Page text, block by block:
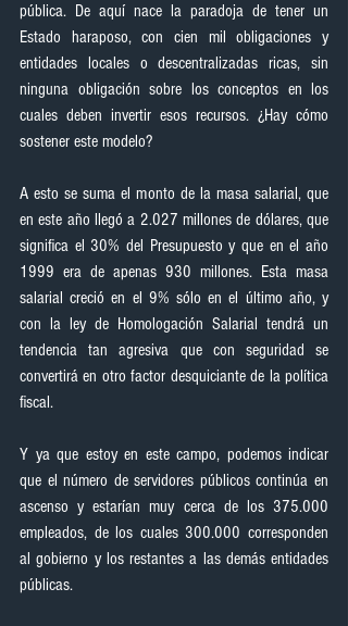
pública. De aquí nace la paradoja de tener un
Estado haraposo, con cien mil obligaciones y
entidades locales o descentralizadas ricas, sin
ninguna obligación sobre los conceptos en los
cuales deben invertir esos recursos. ¿Hay cómo
sostener este modelo?
A esto se suma el monto de la masa salarial, que
en este año llegó a 2.027 millones de dólares, que
significa el 30% del Presupuesto y que en el año
1999 era de apenas 930 millones. Esta masa
salarial creció en el 9% sólo en el último año, y
con la ley de Homologación Salarial tendrá un
tendencia tan agresiva que con seguridad se
convertirá en otro factor desquiciante de la política
fiscal.
Y ya que estoy en este campo, podemos indicar
que el número de servidores públicos continúa en
ascenso y estarían muy cerca de los 375.000
empleados, de los cuales 300.000 corresponden
al gobierno y los restantes a las demás entidades
públicas.